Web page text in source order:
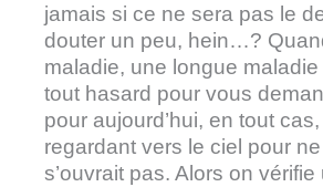
jamais si ce ne sera pas le
douter un peu, hein…?
maladie, une longue
tout hasard pour vous
pour aujourd’hui, en tout
regardant vers le ciel pour
s’ouvrait pas. Alors on